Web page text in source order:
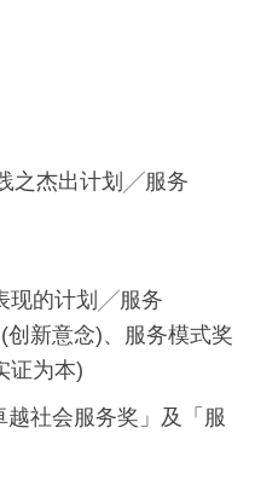
之杰出计划╱服务
现的计划╱服务
新意念)、服务模式奖
证为本)
社会服务奖」及「服